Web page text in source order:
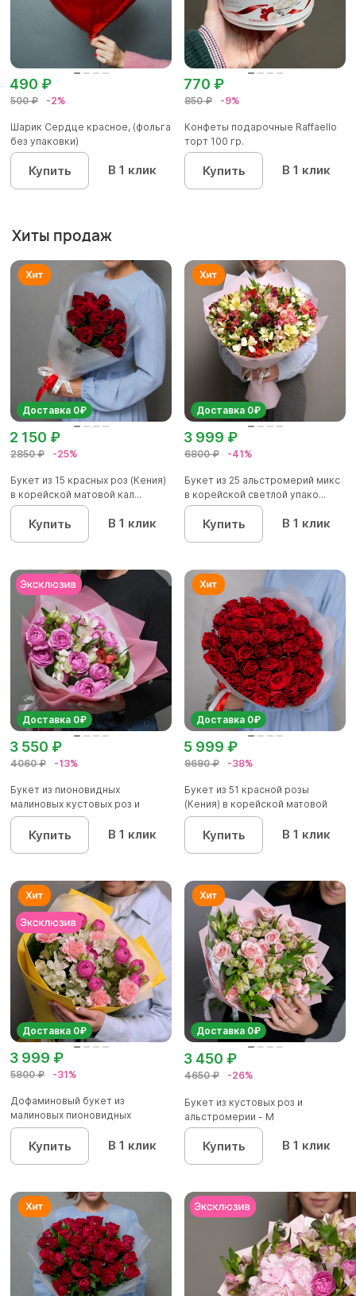
500 ₽ -2%
490 ₽
Шарик Сердце красное, (фольга
без упаковки)
Купить В 1 клик
850 ₽ -9%
770 ₽
Конфеты подарочные Raffaello
торт 100 гр.
Купить В 1 клик
Хиты продаж
Доставка 0₽
2850 ₽ -25%
2 150 ₽
Букет из 15 красных роз (Кения)
в корейской матовой кал...
Купить В 1 клик
Доставка 0₽
6800 ₽ -41%
3 999 ₽
Букет из 25 альстромерий микс
в корейской светлой упако...
Купить В 1 клик
Доставка 0₽
4060 ₽ -13%
3 550 ₽
Букет из пионовидных
малиновых кустовых роз и
альстроме...
Купить В 1 клик
Доставка 0₽
9690 ₽ -38%
5 999 ₽
Букет из 51 красной розы
(Кения) в корейской матовой
уп...
Купить В 1 клик
Доставка 0₽
5800 ₽ -31%
3 999 ₽
Дофаминовый букет из
малиновых пионовидных
кустовых роз...
Купить В 1 клик
Доставка 0₽
4650 ₽ -26%
3 450 ₽
Букет из кустовых роз и
альстромерии - М
Купить В 1 клик